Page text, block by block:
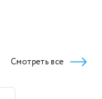
Смотреть все